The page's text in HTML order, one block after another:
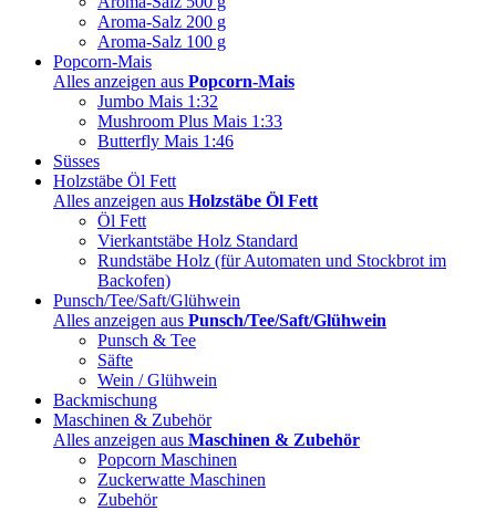
Aroma-Salz 200 g
Aroma-Salz 100 g
Popcorn-Mais
Alles anzeigen aus Popcorn-Mais
Jumbo Mais 1:32
Mushroom Plus Mais 1:33
Butterfly Mais 1:46
Süsses
Holzstäbe Öl Fett
Alles anzeigen aus Holzstäbe Öl Fett
Öl Fett
Vierkantstäbe Holz Standard
Rundstäbe Holz (für Automaten und Stockbrot im
Backofen)
Punsch/Tee/Saft/Glühwein
Alles anzeigen aus Punsch/Tee/Saft/Glühwein
Punsch & Tee
Säfte
Wein / Glühwein
Backmischung
Maschinen & Zubehör
Alles anzeigen aus Maschinen & Zubehör
Popcorn Maschinen
Zuckerwatte Maschinen
Zubehör